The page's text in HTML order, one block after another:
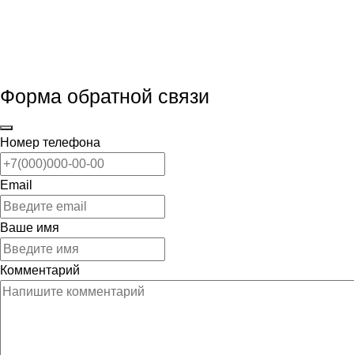
Форма обратной связи
Номер телефона
Email
Ваше имя
Комментарий